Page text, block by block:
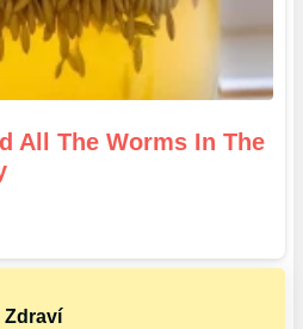
All The Worms In The
Zdraví